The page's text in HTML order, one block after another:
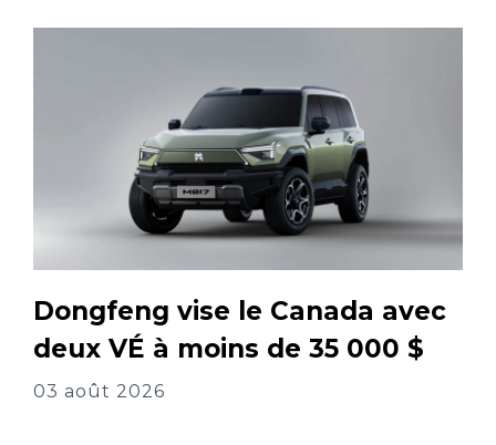
Dongfeng vise le Canada avec
deux VÉ à moins de 35 000 $
03 août 2026